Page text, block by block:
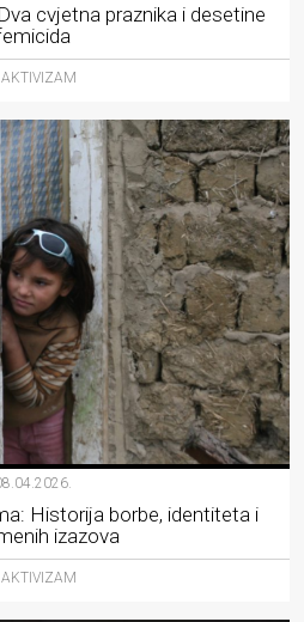
cvjetna praznika i desetine
AKTIVIZAM
Historija borbe, identiteta i
izazova
AKTIVIZAM